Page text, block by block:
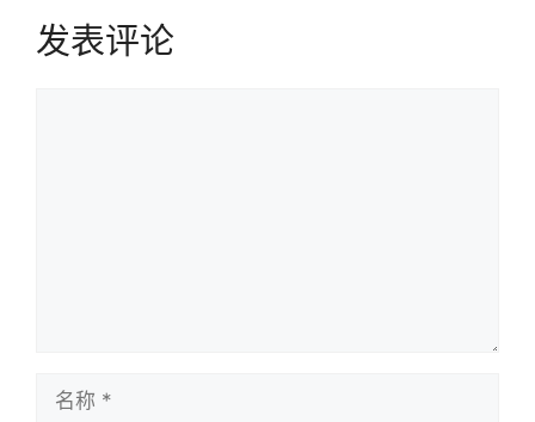
发表评论